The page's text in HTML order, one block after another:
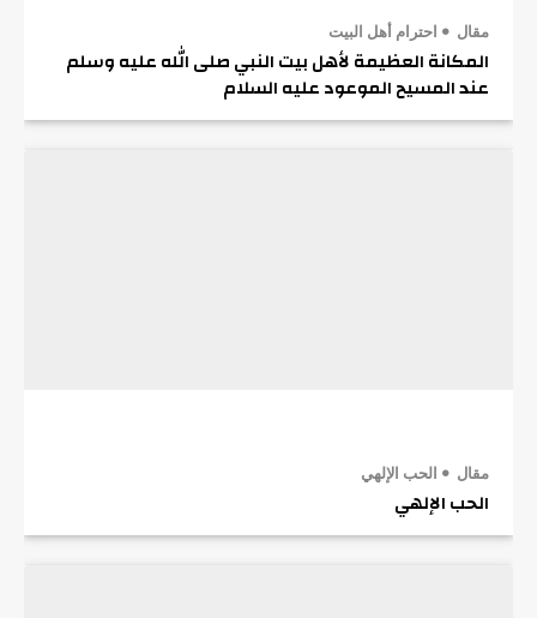
مقال احترام أهل البيت
المكانة العظيمة لأهل بيت النبي صلى الله عليه وسلم
عند المسيح الموعود عليه السلام
مقال الحب الإلهي
الحب الإلهي